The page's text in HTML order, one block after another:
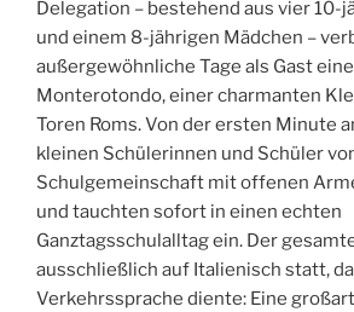
Delegation – bestehend aus vier 10-
und einem 8-jährigen Mädchen –
außergewöhnliche Tage als Gast
Monterotondo, einer charmanten
Toren Roms. Von der ersten Minute
kleinen Schülerinnen und Schüler
Schulgemeinschaft mit offenen
und tauchten sofort in einen echten
Ganztagsschulalltag ein. Der
ausschließlich auf Italienisch statt,
Verkehrssprache diente: Eine